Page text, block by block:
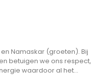
Namaskar (groeten). Bij
betuigen we ons respect,
waardoor al het...